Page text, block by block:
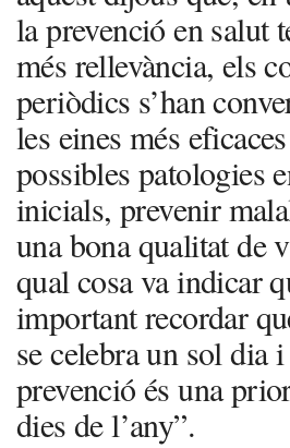
la prevenció en salut
més rellevància, els
periòdics s’han
les eines més
possibles patologies
inicials, prevenir
una bona qualitat de
qual cosa va indicar
important recordar
se celebra un sol dia
prevenció és una
dies de l’any”.